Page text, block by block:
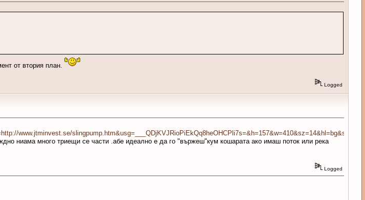
от втория план.
Logged
www.jtminvest.se/
ниама много триещи се части .абе идеално е да го "вържеш"кум кошарата ако имаш поток или река
Logged